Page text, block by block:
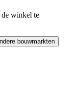
winkel te
bouwmarkten